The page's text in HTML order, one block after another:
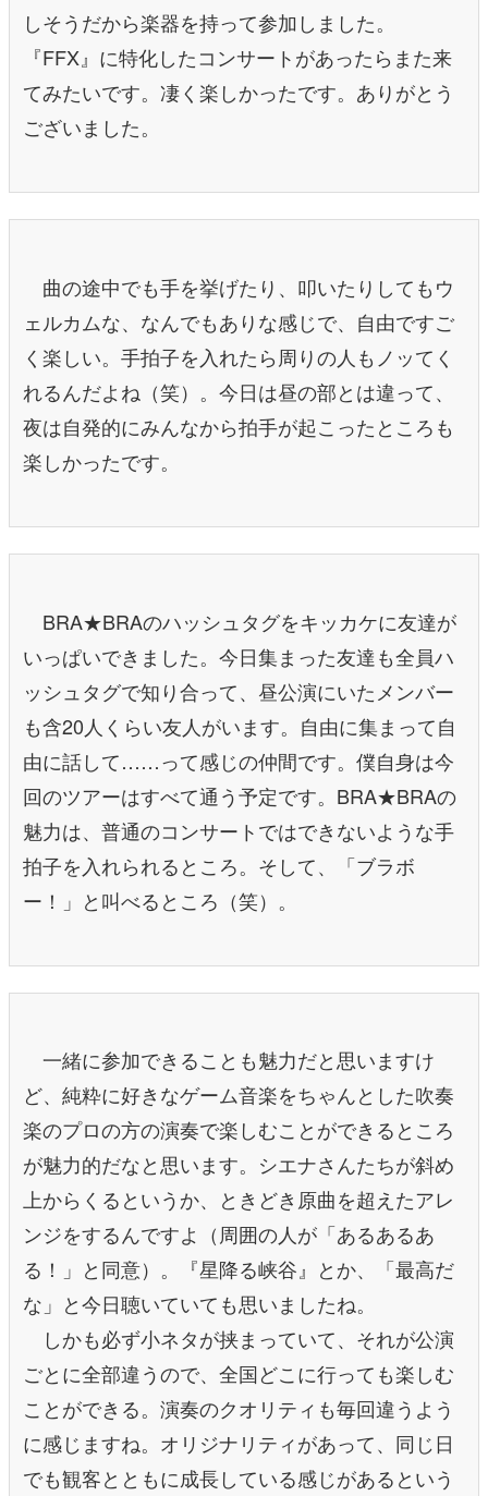
しそうだから楽器を持って参加しました。
『FFX』に特化したコンサートがあったらまた来
てみたいです。凄く楽しかったです。ありがとう
ございました。
曲の途中でも手を挙げたり、叩いたりしてもウ
ェルカムな、なんでもありな感じで、自由ですご
く楽しい。手拍子を入れたら周りの人もノッてく
れるんだよね（笑）。今日は昼の部とは違って、
夜は自発的にみんなから拍手が起こったところも
楽しかったです。
BRA★BRAのハッシュタグをキッカケに友達が
いっぱいできました。今日集まった友達も全員ハ
ッシュタグで知り合って、昼公演にいたメンバー
も含20人くらい友人がいます。自由に集まって自
由に話して……って感じの仲間です。僕自身は今
回のツアーはすべて通う予定です。BRA★BRAの
魅力は、普通のコンサートではできないような手
拍子を入れられるところ。そして、「ブラボ
ー！」と叫べるところ（笑）。
一緒に参加できることも魅力だと思いますけ
ど、純粋に好きなゲーム音楽をちゃんとした吹奏
楽のプロの方の演奏で楽しむことができるところ
が魅力的だなと思います。シエナさんたちが斜め
上からくるというか、ときどき原曲を超えたアレ
ンジをするんですよ（周囲の人が「あるあるあ
る！」と同意）。『星降る峡谷』とか、「最高だ
な」と今日聴いていても思いましたね。
しかも必ず小ネタが挟まっていて、それが公演
ごとに全部違うので、全国どこに行っても楽しむ
ことができる。演奏のクオリティも毎回違うよう
に感じますね。オリジナリティがあって、同じ日
でも観客とともに成長している感じがあるという